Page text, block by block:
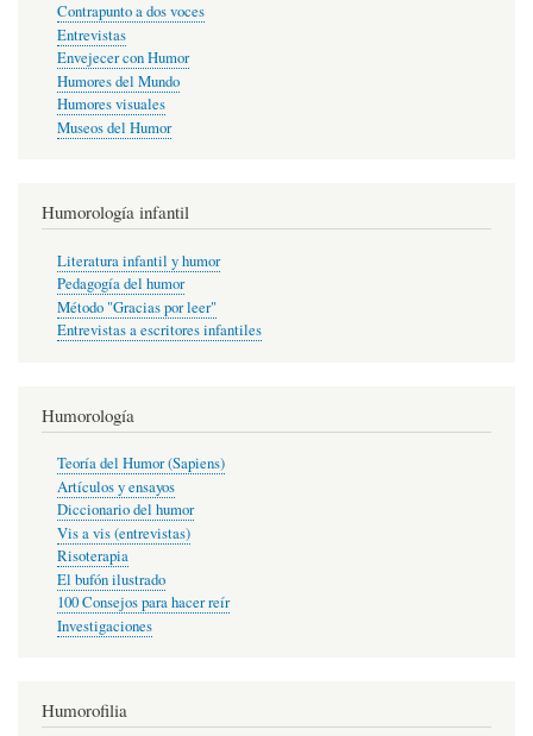
Contrapunto a dos voces
Entrevistas
Envejecer con Humor
Humores del Mundo
Humores visuales
Museos del Humor
Humorología infantil
Literatura infantil y humor
Pedagogía del humor
Método "Gracias por leer"
Entrevistas a escritores infantiles
Humorología
Teoría del Humor (Sapiens)
Artículos y ensayos
Diccionario del humor
Vis a vis (entrevistas)
Risoterapia
El bufón ilustrado
100 Consejos para hacer reír
Investigaciones
Humorofilia